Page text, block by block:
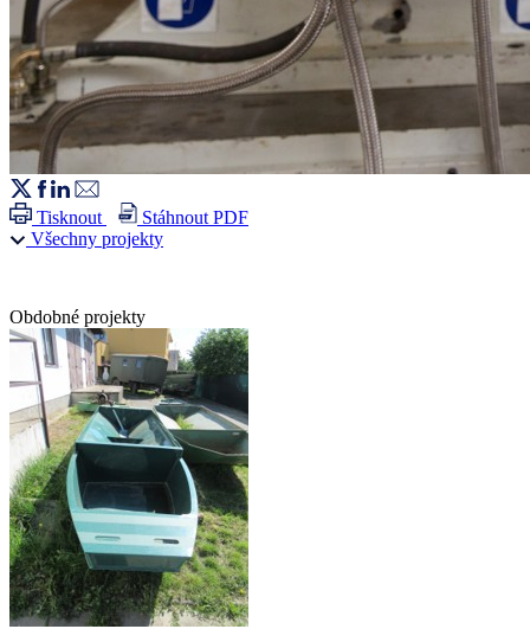
Tisknout
Stáhnout PDF
Všechny projekty
Obdobné projekty